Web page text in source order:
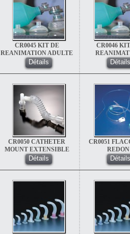
CR0045 KIT DE
REANIMATION ADULTE
REUTILISABLE
(AUTOCLAVABLE)
Détails
CR0046
Détails
CR0050 CATHETER
MOUNT EXTENSIBLE
Détails
CR0051
REDON
Détails